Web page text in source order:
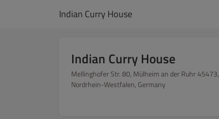
Indian Curry House
Indian Curry House
Mellinghofer Str. 80, Mülheim an der Ruhr 45473,
Nordrhein-Westfalen, Germany